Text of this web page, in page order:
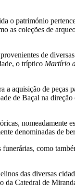
o património
as coleções de
de
o tríptico Martírio
aquisição de peças
de Baçal na
nomeadamente
denominadas de
como
das diversas
da Catedral de